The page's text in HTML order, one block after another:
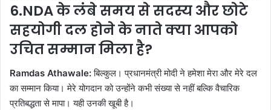
6.NDA के लंबे समय से सदस्य और छोटे
सहयोगी दल होने के नाते क्या आपको
उचित सम्मान मिला है?
Ramdas Athawale:बिल्कुल। प्रधानमंत्री मोदी ने हमेशा मेरा और मेरे दल
का सम्मान किया। मेरे योगदान को उन्होंने कभी संख्या से नहीं बल्कि वैचारिक
प्रतिबद्धता से मापा। यही उनकी खूबी है।